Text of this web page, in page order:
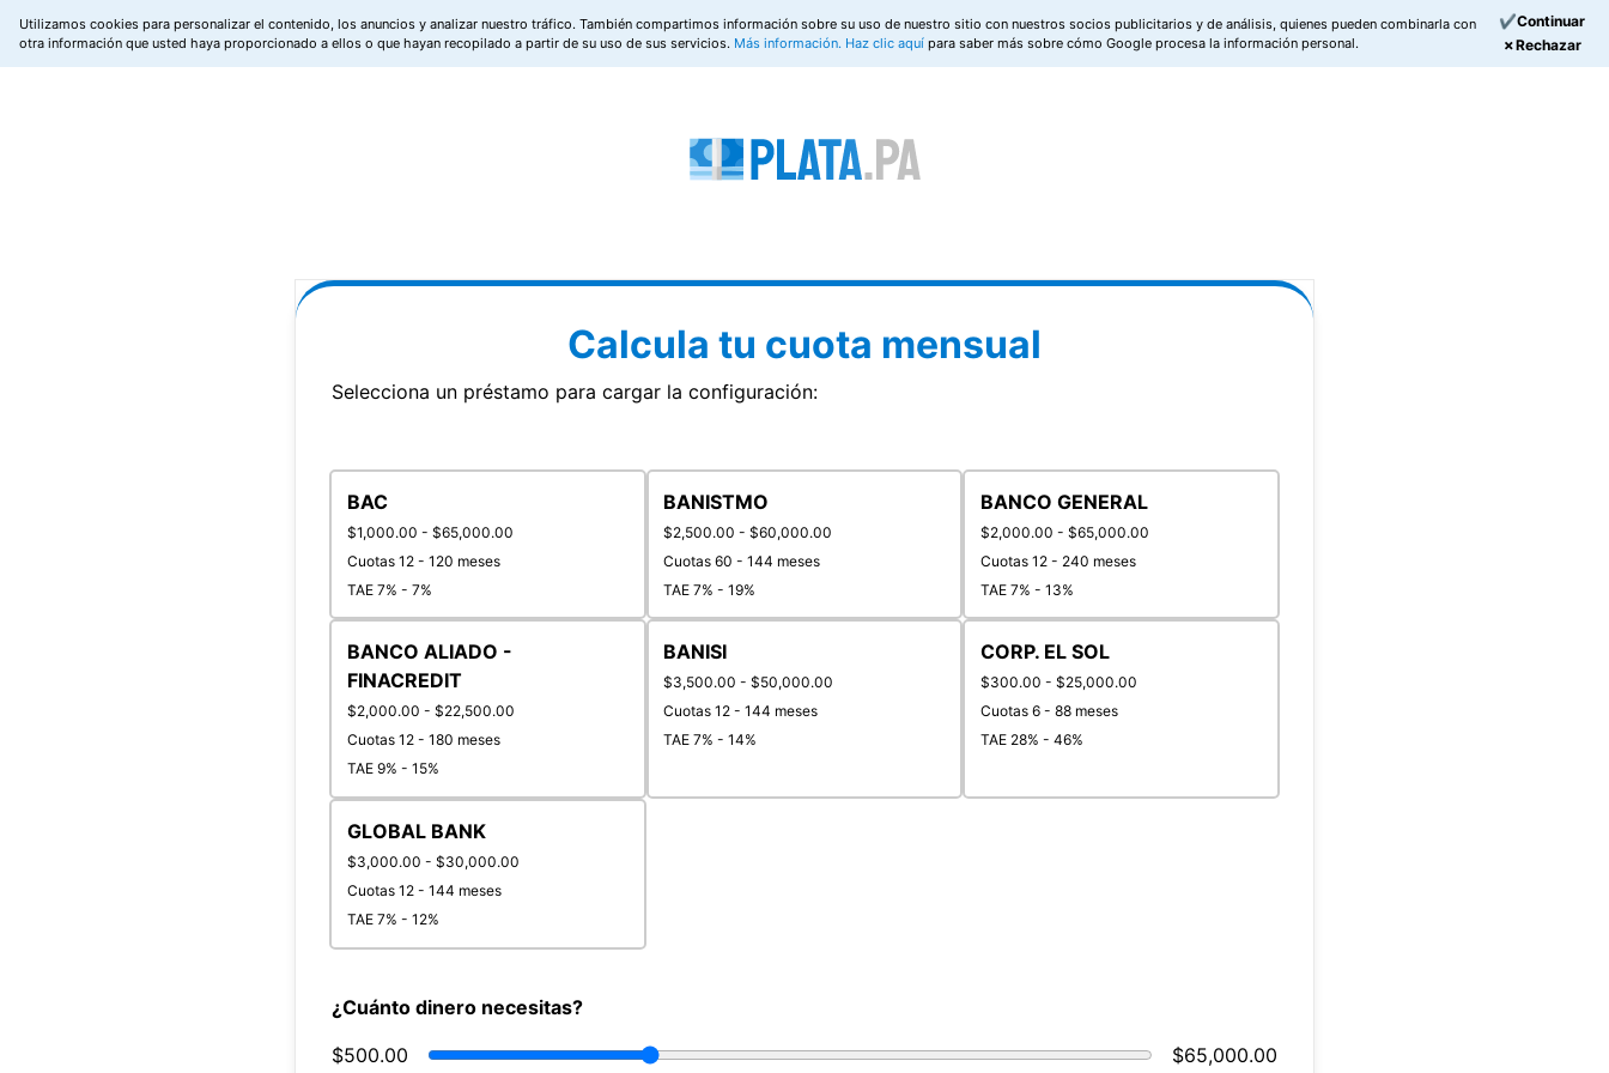
Utilizamos cookies para personalizar el contenido, los anuncios y analizar nuestro tráfico. También compartimos información sobre su uso de nuestro sitio con nuestros socios publicitarios y de análisis, quienes pueden combinarla con
otra información que usted haya proporcionado a ellos o que hayan recopilado a partir de su uso de sus servicios. Más información. Haz clic aquí para saber más sobre cómo Google procesa la información personal.
✔Continuar
✗Rechazar
Calcula tu cuota mensual
Selecciona un préstamo para cargar la configuración:
BAC
$1,000.00 - $65,000.00
Cuotas 12 - 120 meses
TAE 7% - 7%
BANISTMO
$2,500.00 - $60,000.00
Cuotas 60 - 144 meses
TAE 7% - 19%
BANCO GENERAL
$2,000.00 - $65,000.00
Cuotas 12 - 240 meses
TAE 7% - 13%
BANCO ALIADO -
FINACREDIT
$2,000.00 - $22,500.00
Cuotas 12 - 180 meses
TAE 9% - 15%
BANISI
$3,500.00 - $50,000.00
Cuotas 12 - 144 meses
TAE 7% - 14%
CORP. EL SOL
$300.00 - $25,000.00
Cuotas 6 - 88 meses
TAE 28% - 46%
GLOBAL BANK
$3,000.00 - $30,000.00
Cuotas 12 - 144 meses
TAE 7% - 12%
¿Cuánto dinero necesitas?
$500.00
$65,000.00